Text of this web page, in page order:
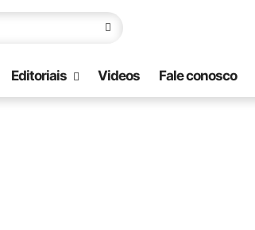
Editoriais Videos Fale conosco